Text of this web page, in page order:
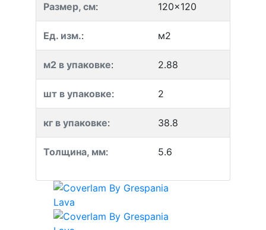
Размер, см: 120x120
Ед. изм.: м2
м2 в упаковке: 2.88
шт в упаковке: 2
кг в упаковке: 38.8
Толщина, мм: 5.6